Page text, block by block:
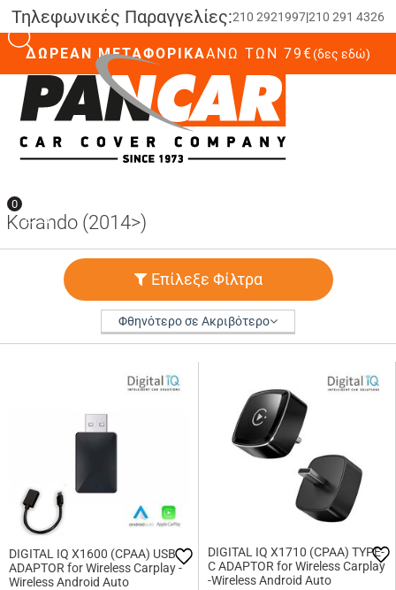
Τηλεφωνικές Παραγγελίες:210 2921997|210 291 4326
ΔΩΡΕΑΝ ΜΕΤΑΦΟΡΙΚΑΆΝΩ ΤΩΝ 79€(δες εδώ)
0
Korando (2014>)
Επίλεξε Φίλτρα
Φθηνότερο σε Ακριβότερο
DIGITAL IQ X1600 (CPAA) USB
ADAPTOR for Wireless Carplay -
Wireless Android Auto
DIGITAL IQ X1710 (CPAA) TYPE-
C ADAPTOR for Wireless Carplay
-Wireless Android Auto